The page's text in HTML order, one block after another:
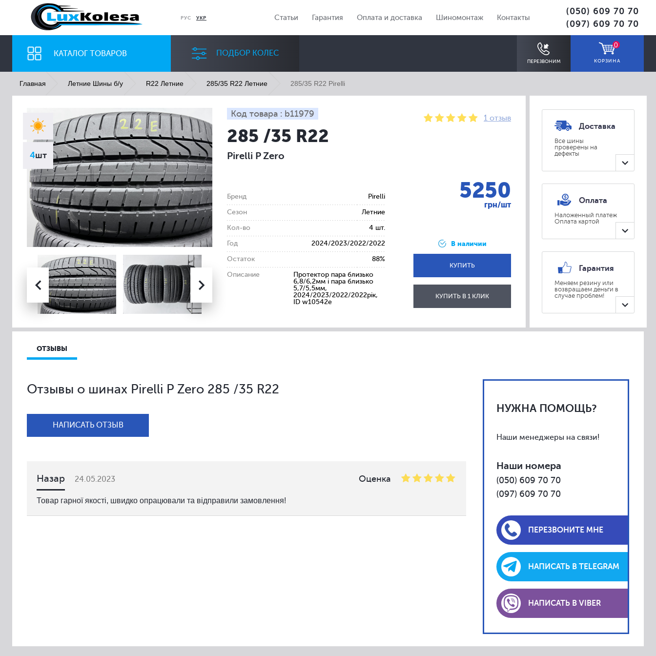
РУС УКР Статьи Гарантия Оплата и доставка Шиномонтаж Контакты
(050) 609 70 70
(097) 609 70 70
КАТАЛОГ ТОВАРОВ ПОДБОР КОЛЕС
ПЕРЕЗВОНИМ
0
КОРЗИНА
ШИНЫ ДИСКИ
Ширина
Все
Профиль
Все Все
Главная Летние Шины б/у R22 Летние 285/35 R22 Летние 285/35 R22 Pirelli
4шт
Код товара : b11979 1 отзыв
285 /35 R22
Pirelli P Zero
Бренд Pirelli
Сезон Летние
Кол-во 4 шт.
Год 2024/2023/2022/2022
Остаток 88%
Описание
Протектор пара близько
6,8/6,2мм і пара близько
5,7/5,5мм,
2024/2023/2022/2022рік,
ID w10542e
5250
грн/шт
В наличии
КУПИТЬ
ОТПРАВИТЬ
КУПИТЬ В 1 КЛИК
Доставка
Все шины
проверены на
дефекты
Оплата
Наложенный платеж
Оплата картой
Гарантия
Меняем резину или
возвращаем деньги в
случае проблем!
ОТЗЫВЫ
Отзывы о шинах Pirelli P Zero 285 /35 R22
НАПИСАТЬ ОТЗЫВ
Назар 24.05.2023 Оценка
Товар гарної якості, швидко опрацювали та відправили замовлення!
НУЖНА ПОМОЩЬ?
Наши менеджеры на связи!
Наши номера
(050) 609 70 70
(097) 609 70 70
ПЕРЕЗВОНИТЕ МНЕ
НАПИСАТЬ В TELEGRAM
НАПИСАТЬ В VIBER